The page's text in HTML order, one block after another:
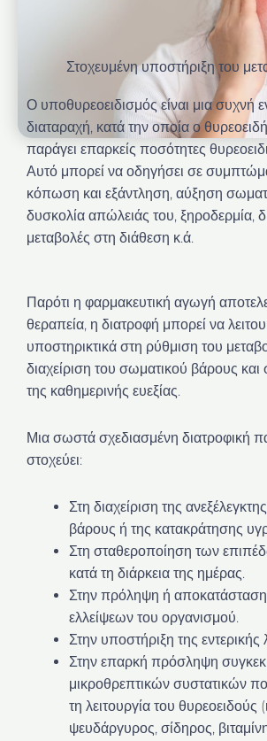
Στοχευμένη υποστήριξη του
Ο υποθυρεοειδισμός είναι μια συχνή
διαταραχή, κατά την οποία ο
παράγει επαρκείς ποσότητες
Αυτό μπορεί να οδηγήσει σε
κόπωση και εξάντληση, αύξηση
δυσκολία απώλειάς του, ξηροδερμία,
μεταβολές στη διάθεση κ.ά.
Παρότι η φαρμακευτική αγωγή
θεραπεία, η διατροφή μπορεί να
υποστηρικτικά στη ρύθμιση του
διαχείριση του σωματικού βάρους και
της καθημερινής ευεξίας.
Μια σωστά σχεδιασμένη διατροφική
στοχεύει:
Στη διαχείριση της
βάρους ή της κατακράτησης
Στη σταθεροποίηση των
κατά τη διάρκεια της ημέρας.
Στην πρόληψη ή αποκατάσταση
ελλείψεων του οργανισμού.
Στην υποστήριξη της εντερικής
Στην επαρκή πρόσληψη
μικροθρεπτικών συστατικών
τη λειτουργία του θυρεοειδούς
ψευδάργυρος, σίδηρος,